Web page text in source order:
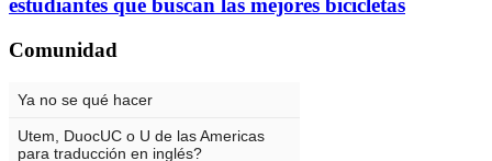
estudiantes que buscan las mejores bicicletas
Comunidad